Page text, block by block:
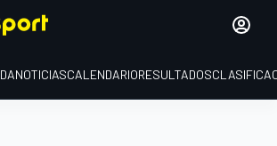
NOTICIASCALENDARIORESULTADOS